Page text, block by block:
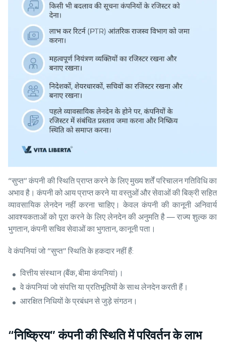
“सुप्त” कंपनी की स्थिति प्राप्त करने के लिए मुख्य शर्तें परिचालन गतिविधि का
अभाव है। कंपनी को आय प्राप्त करने या वस्तुओं और सेवाओं की बिक्री सहित
व्यावसायिक लेनदेन नहीं करना चाहिए। केवल कंपनी की कानूनी अनिवार्य
आवश्यकताओं को पूरा करने के लिए लेनदेन की अनुमति है — राज्य शुल्क का
भुगतान, कंपनी सचिव सेवाओं का भुगतान, कानूनी पता।
वे कंपनियां जो “सुप्त” स्थिति के हकदार नहीं हैं:
वित्तीय संस्थान (बैंक, बीमा कंपनियां)।
वे कंपनियां जो संपत्ति या प्रतिभूतियों के साथ लेनदेन करती हैं।
आरक्षित निधियों के प्रबंधन से जुड़े संगठन।
“निष्क्रिय” कंपनी की स्थिति में परिवर्तन के लाभ